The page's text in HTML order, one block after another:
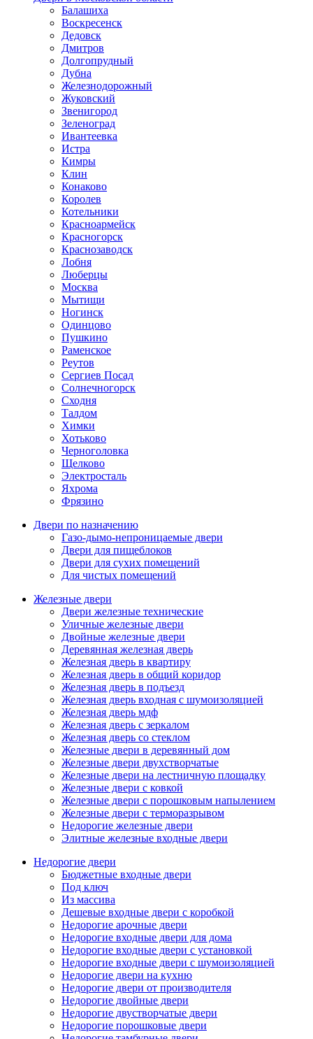
Балашиха
Воскресенск
Дедовск
Дмитров
Долгопрудный
Дубна
Железнодорожный
Жуковский
Звенигород
Зеленоград
Ивантеевка
Истра
Кимры
Клин
Конаково
Королев
Котельники
Красноармейск
Красногорск
Краснозаводск
Лобня
Люберцы
Москва
Мытищи
Ногинск
Одинцово
Пушкино
Раменское
Реутов
Сергиев Посад
Солнечногорск
Сходня
Талдом
Химки
Хотьково
Черноголовка
Щелково
Электросталь
Яхрома
Фрязино
Двери по назначению
Газо-дымо-непроницаемые двери
Двери для пищеблоков
Двери для сухих помещений
Для чистых помещений
Железные двери
Двери железные технические
Уличные железные двери
Двойные железные двери
Деревянная железная дверь
Железная дверь в квартиру
Железная дверь в общий коридор
Железная дверь в подъезд
Железная дверь входная с шумоизоляцией
Железная дверь мдф
Железная дверь с зеркалом
Железная дверь со стеклом
Железные двери в деревянный дом
Железные двери двухстворчатые
Железные двери на лестничную площадку
Железные двери с ковкой
Железные двери с порошковым напылением
Железные двери с терморазрывом
Недорогие железные двери
Элитные железные входные двери
Недорогие двери
Бюджетные входные двери
Под ключ
Из массива
Дешевые входные двери с коробкой
Недорогие арочные двери
Недорогие входные двери для дома
Недорогие входные двери с установкой
Недорогие входные двери с шумоизоляцией
Недорогие двери на кухню
Недорогие двери от производителя
Недорогие двойные двери
Недорогие двустворчатые двери
Недорогие порошковые двери